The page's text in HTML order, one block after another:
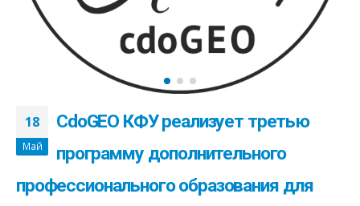
18
Май
CdoGEO КФУ реализует третью
программу дополнительного
профессионального образования для